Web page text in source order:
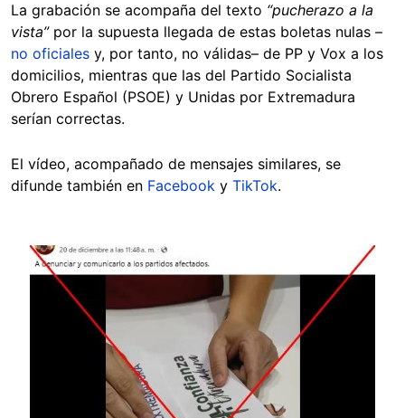
La grabación se acompaña del texto “pucherazo a la
vista” por la supuesta llegada de estas boletas nulas –
no oficiales y, por tanto, no válidas– de PP y Vox a los
domicilios, mientras que las del Partido Socialista
Obrero Español (PSOE) y Unidas por Extremadura
serían correctas.
El vídeo, acompañado de mensajes similares, se
difunde también en Facebook y TikTok.
Image